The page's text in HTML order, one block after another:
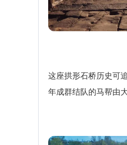
这座拱形石桥历史可
年成群结队的马帮由